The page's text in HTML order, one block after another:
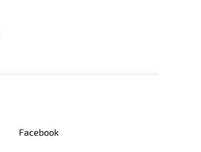
Facebook